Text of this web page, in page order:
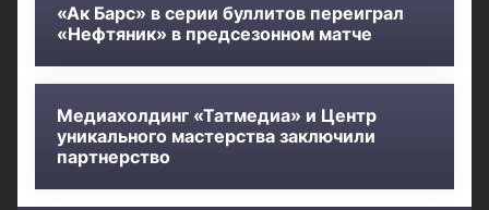
«Ак Барс» в серии буллитов переиграл
«Нефтяник» в предсезонном матче
Медиахолдинг «Татмедиа» и Центр
уникального мастерства заключили
партнерство